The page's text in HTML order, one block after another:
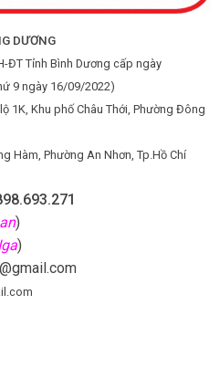
DƯƠNG
ĐT Tỉnh Bình Dương cấp ngày
9 ngày 16/09/2022)
1K, Khu phố Châu Thới, Phường Đông
Hàm, Phường An Nhơn, Tp.Hồ Chí
)
)